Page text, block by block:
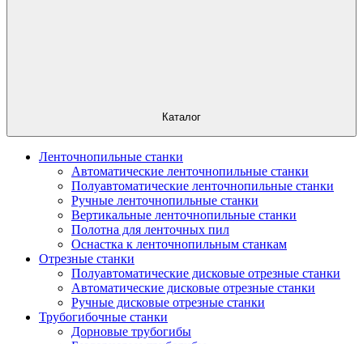
Каталог
Ленточнопильные станки
Автоматические ленточнопильные станки
Полуавтоматические ленточнопильные станки
Ручные ленточнопильные станки
Вертикальные ленточнопильные станки
Полотна для ленточных пил
Оснастка к ленточнопильным станкам
Отрезные станки
Полуавтоматические дисковые отрезные станки
Автоматические дисковые отрезные станки
Ручные дисковые отрезные станки
Трубогибочные станки
Дорновые трубогибы